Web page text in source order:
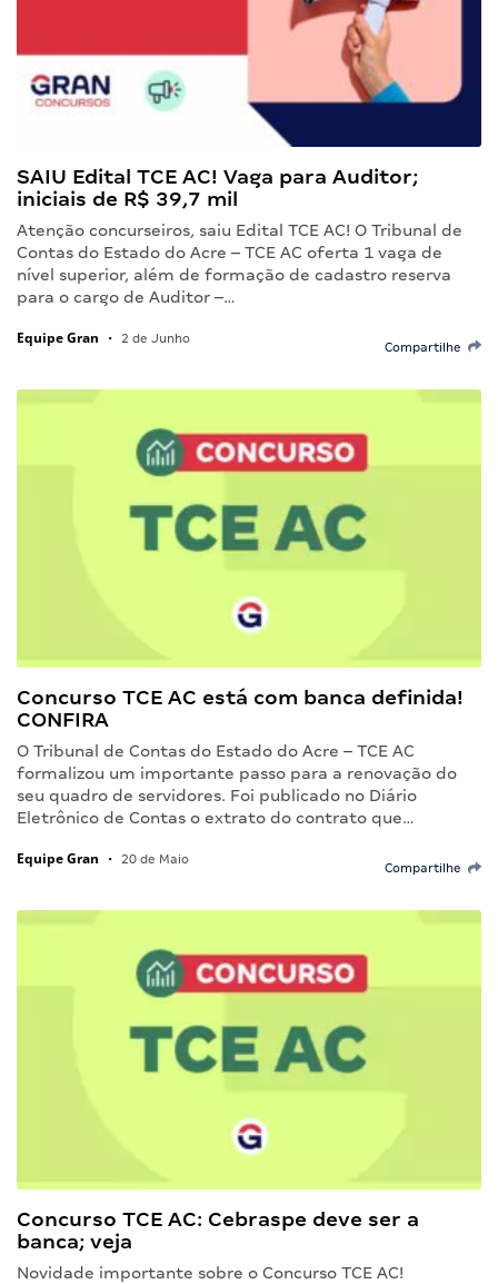
SAIU Edital TCE AC! Vaga para Auditor;
iniciais de R$ 39,7 mil
Atenção concurseiros, saiu Edital TCE AC! O Tribunal de
Contas do Estado do Acre – TCE AC oferta 1 vaga de
nível superior, além de formação de cadastro reserva
para o cargo de Auditor –…
Equipe Gran • 2 de Junho
Compartilhe
Concurso TCE AC está com banca definida!
CONFIRA
O Tribunal de Contas do Estado do Acre – TCE AC
formalizou um importante passo para a renovação do
seu quadro de servidores. Foi publicado no Diário
Eletrônico de Contas o extrato do contrato que…
Equipe Gran • 20 de Maio
Compartilhe
Concurso TCE AC: Cebraspe deve ser a
banca; veja
Novidade importante sobre o Concurso TCE AC!